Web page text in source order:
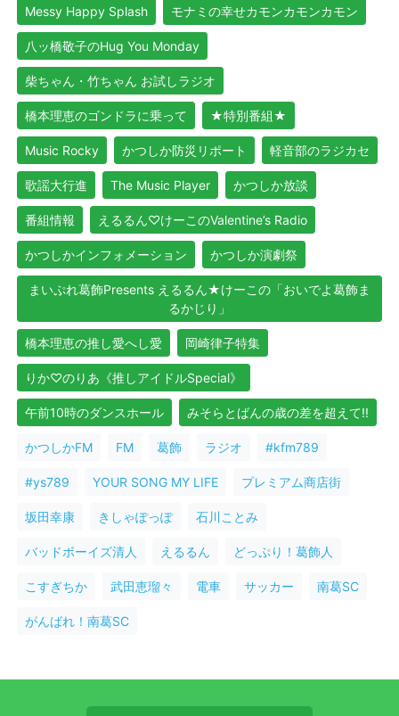
Messy Happy Splash モナミの幸せカモンカモンカモン
八ッ橋敬子のHug You Monday
柴ちゃん・竹ちゃん お試しラジオ
橋本理恵のゴンドラに乗って ★特別番組★
Music Rocky かつしか防災リポート 軽音部のラジカセ
歌謡大行進 The Music Player かつしか放談
番組情報 えるるん♡けーこのValentine’s Radio
かつしかインフォメーション かつしか演劇祭
まいぷれ葛飾Presents えるるん★けーこの「おいでよ葛飾ま
るかじり」
橋本理恵の推し愛へし愛 岡崎律子特集
りか♡のりあ《推しアイドルSpecial》
午前10時のダンスホール みそらとばんの歳の差を超えて!!
かつしかFM FM 葛飾 ラジオ #kfm789
#ys789 YOUR SONG MY LIFE プレミアム商店街
坂田幸康 きしゃぽっぽ 石川ことみ
バッドボーイズ清人 えるるん どっぷり！葛飾人
こすぎちか 武田恵瑠々 電車 サッカー 南葛SC
がんばれ！南葛SC